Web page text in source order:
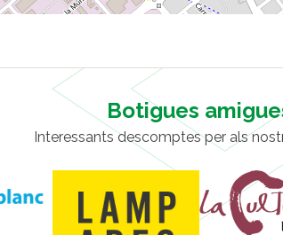
Botigues
Interessants descomptes per als